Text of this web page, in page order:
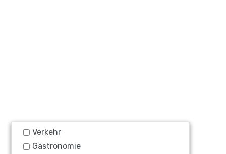
Verkehr
Gastronomie